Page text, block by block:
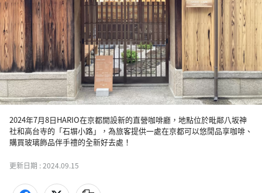
2024年7月8日HARIO在京都開設新的直營咖啡廳，地點位於毗鄰八坂神
社和高台寺的「石塀小路」，為旅客提供一處在京都可以悠閒品享咖啡、
購買玻璃飾品伴手禮的全新好去處！
更新日期 :2024.09.15